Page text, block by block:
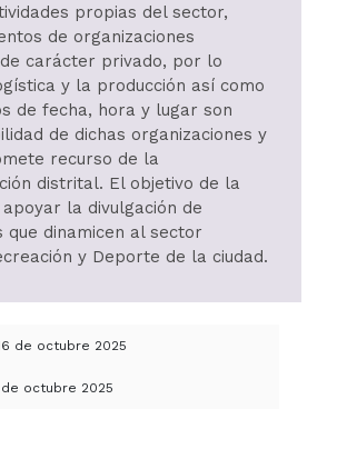
propias del sector,
de organizaciones
carácter privado, por lo
y la producción así como
de fecha, hora y lugar son
de dichas organizaciones y
recurso de la
distrital. El objetivo de la
la divulgación de
que dinamicen al sector
y Deporte de la ciudad.
de octubre 2025
octubre 2025